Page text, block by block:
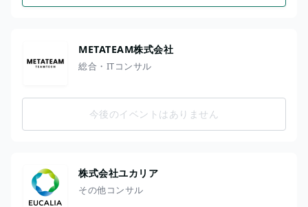
METATEAM株式会社
総合・ITコンサル
今後のイベントはありません
株式会社ユカリア
その他コンサル